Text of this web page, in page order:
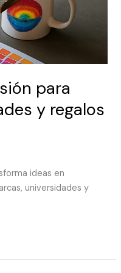
para
y regalos
ideas en
universidades y